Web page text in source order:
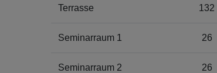
Terrasse 132
Seminarraum 1 26
Seminarraum 2 26